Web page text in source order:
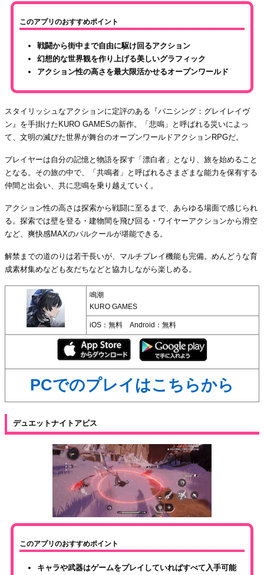
このアプリのおすすめポイント
戦闘から街中まで自由に駆け回るアクション
幻想的な世界観を作り上げる美しいグラフィック
アクション性の高さを最大限活かせるオープンワールド
スタイリッシュなアクションに定評のある『パニシング：グレイレイヴ
ン』を手掛けたKURO GAMESの新作。「悲鳴」と呼ばれる災いによっ
て、文明の滅びた世界が舞台のオープンワールドアクションRPGだ。
プレイヤーは自分の記憶と物語を探す「漂白者」となり、旅を始めること
となる。その旅の中で、「共鳴者」と呼ばれるさまざまな能力を保有する
仲間と出会い、共に悲鳴を乗り越えていく。
アクション性の高さは探索から戦闘に至るまで、あらゆる場面で感じられ
る。探索では壁を登る・建物間を飛び回る・ワイヤーアクションから滑空
など、爽快感MAXのパルクールが堪能できる。
解禁までの道のりは若干長いが、マルチプレイ機能も完備。めんどうな育
成素材集めなども友だちなどと協力しながら楽しめる。
鳴潮
KURO GAMES
iOS：無料 Android：無料
PCでのプレイはこちらから
デュエットナイトアビス
このアプリのおすすめポイント
キャラや武器はゲームをプレイしていればすべて入手可能